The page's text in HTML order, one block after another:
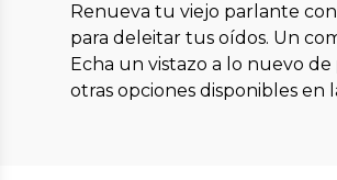
Renueva tu viejo parlante
para deleitar tus oídos. Un
Echa un vistazo a lo nuevo de
otras opciones disponibles en